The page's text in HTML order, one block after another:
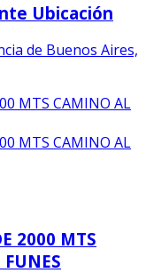
Ubicación
de Buenos Aires,
2000 MTS